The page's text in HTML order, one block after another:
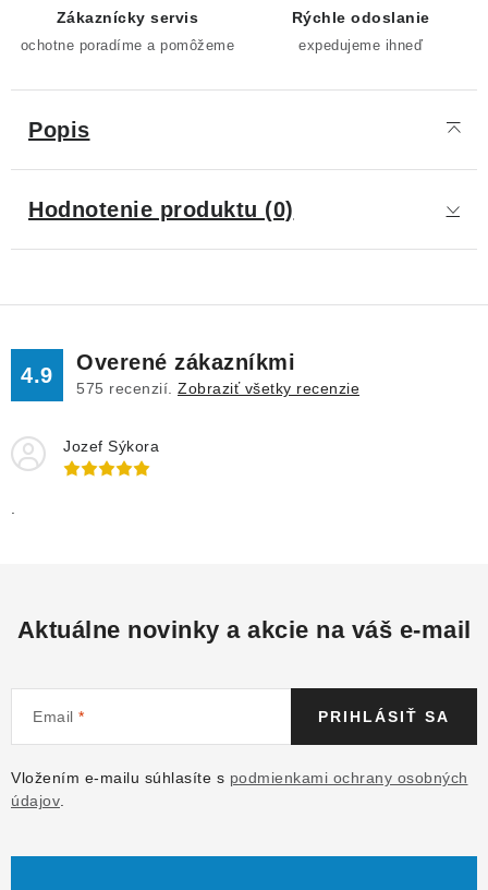
Zákaznícky servis
ochotne poradíme a pomôžeme
Rýchle odoslanie
expedujeme ihneď
Popis
Hodnotenie produktu (0)
4.9
Overené zákazníkmi
575 recenzií. Zobraziť všetky recenzie
Jozef Sýkora
Aktuálne novinky a akcie na váš e-mail
Email
Vložením e-mailu súhlasíte s podmienkami ochrany osobných
údajov
PRIHLÁSIŤ SA